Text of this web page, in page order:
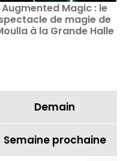
Augmented Magic : le
de magie de
à la Grande Halle
Demain
Semaine prochaine